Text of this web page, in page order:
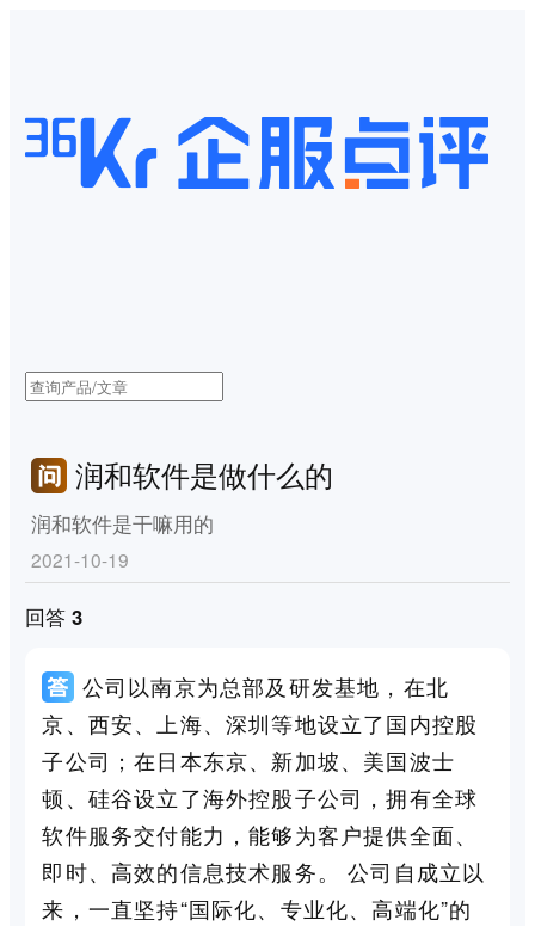
润和软件是做什么的
润和软件是干嘛用的
2021-10-19
回答 3
公司以南京为总部及研发基地，在北
京、西安、上海、深圳等地设立了国内控股
子公司；在日本东京、新加坡、美国波士
顿、硅谷设立了海外控股子公司，拥有全球
软件服务交付能力，能够为客户提供全面、
即时、高效的信息技术服务。 公司自成立以
来，一直坚持“国际化、专业化、高端化”的